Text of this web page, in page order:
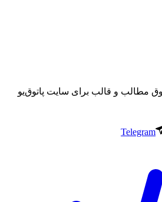
حقوق مطالب و قالب برای سایت پاتوق‌یو
Telegram